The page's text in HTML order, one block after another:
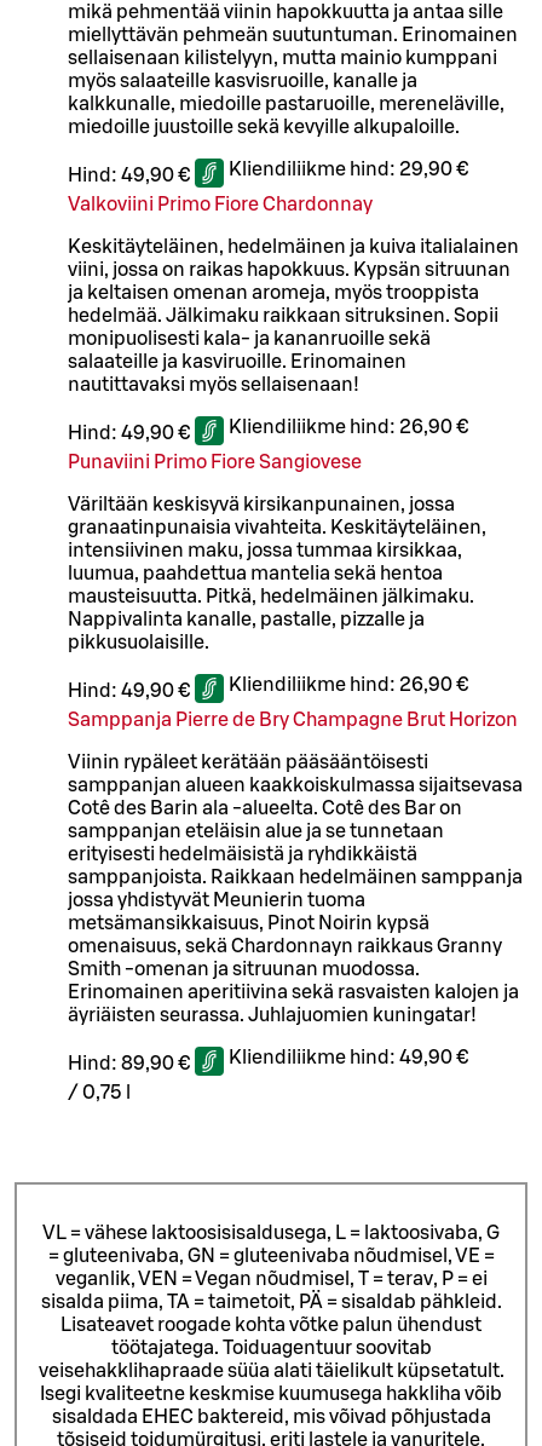
mikä pehmentää viinin hapokkuutta ja antaa sille
miellyttävän pehmeän suutuntuman. Erinomainen
sellaisenaan kilistelyyn, mutta mainio kumppani
myös salaateille kasvisruoille, kanalle ja
kalkkunalle, miedoille pastaruoille, mereneläville,
miedoille juustoille sekä kevyille alkupaloille.
Hind: 49,90 € Kliendiliikme hind: 29,90 €
Valkoviini Primo Fiore Chardonnay
Keskitäyteläinen, hedelmäinen ja kuiva italialainen
viini, jossa on raikas hapokkuus. Kypsän sitruunan
ja keltaisen omenan aromeja, myös trooppista
hedelmää. Jälkimaku raikkaan sitruksinen. Sopii
monipuolisesti kala- ja kananruoille sekä
salaateille ja kasviruoille. Erinomainen
nautittavaksi myös sellaisenaan!
Hind: 49,90 € Kliendiliikme hind: 26,90 €
Punaviini Primo Fiore Sangiovese
Väriltään keskisyvä kirsikanpunainen, jossa
granaatinpunaisia vivahteita. Keskitäyteläinen,
intensiivinen maku, jossa tummaa kirsikkaa,
luumua, paahdettua mantelia sekä hentoa
mausteisuutta. Pitkä, hedelmäinen jälkimaku.
Nappivalinta kanalle, pastalle, pizzalle ja
pikkusuolaisille.
Hind: 49,90 € Kliendiliikme hind: 26,90 €
Samppanja Pierre de Bry Champagne Brut Horizon
Viinin rypäleet kerätään pääsääntöisesti
samppanjan alueen kaakkoiskulmassa sijaitsevasa
Cotê des Barin ala -alueelta. Cotê des Bar on
samppanjan eteläisin alue ja se tunnetaan
erityisesti hedelmäisistä ja ryhdikkäistä
samppanjoista. Raikkaan hedelmäinen samppanja
jossa yhdistyvät Meunierin tuoma
metsämansikkaisuus, Pinot Noirin kypsä
omenaisuus, sekä Chardonnayn raikkaus Granny
Smith -omenan ja sitruunan muodossa.
Erinomainen aperitiivina sekä rasvaisten kalojen ja
äyriäisten seurassa. Juhlajuomien kuningatar!
Hind: 89,90 € Kliendiliikme hind: 49,90 €
/ 0,75 l
VL = vähese laktoosisisaldusega, L = laktoosivaba, G
= gluteenivaba, GN = gluteenivaba nõudmisel, VE =
veganlik, VEN = Vegan nõudmisel, T = terav, P = ei
sisalda piima, TA = taimetoit, PÄ = sisaldab pähkleid.
Lisateavet roogade kohta võtke palun ühendust
töötajatega. Toiduagentuur soovitab
veisehakklihapraade süüa alati täielikult küpsetatult.
Isegi kvaliteetne keskmise kuumusega hakkliha võib
sisaldada EHEC baktereid, mis võivad põhjustada
tõsiseid toidumürgitusi, eriti lastele ja vanuritele.